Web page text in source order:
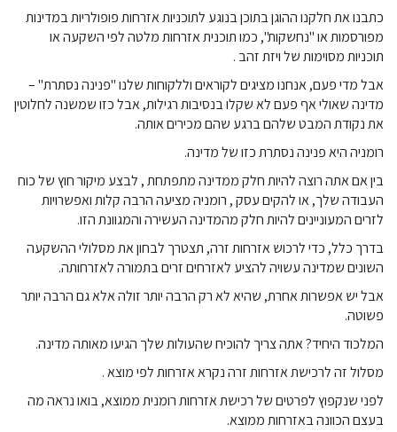
כתבנו את חלקנו ההוגן בתוכן בנוגע לתוכניות אזרחות פופולריות במדינות
מפורסמות או "נחשקות", כמו תוכניתאזרחות מלטה לפי השקעה או
תוכניות מסוימות של ויזת זהב .
אבל מדי פעם, אנחנו מציגים לקוראים וללקוחות שלנו "פנינה נסתרת" –
מדינה שאולי אף פעם לא שקלו בנסיבות רגילות, אבל כזו שמשנה לחלוטין
את נקודת המבט שלהם ברגע שהם מכירים אותה.
רומניה היא פנינה נסתרת כזו של מדינה.
בין אם אתה רוצה להיות חלקממדינה מתפתחת , לבצע מיקור חוץ של כוח
העבודה שלך, או להקים עסק , רומניה מציעה הרבה קלות ואפשרויות
לזרים המעוניינים להיות חלק מהמדינה העשירה והמגוונת הזו.
בדרך כלל, כדי לרכוש אזרחות זרה, תצטרך לבחון את מסלולי ההשקעה
השונים שמדינה עשויה להציע לאזרחים זרים בתמורה לאזרחותה.
אבל יש אפשרות אחרת, שהיא לא רק הרבה יותר זולה אלא גם הרבה יותר
פשוטה.
המלכוד היחיד? אתה צריך להוכיח שהעולות שלך הגיעו מאותה מדינה.
מסלול זה לרכישת אזרחות זרה נקראאזרחות לפי מוצא .
לפני שנקפוץ לפרטים של רכישת אזרחות רומנית ממוצא, בואו נראה מה
בעצם הכוונה באזרחות ממוצא.